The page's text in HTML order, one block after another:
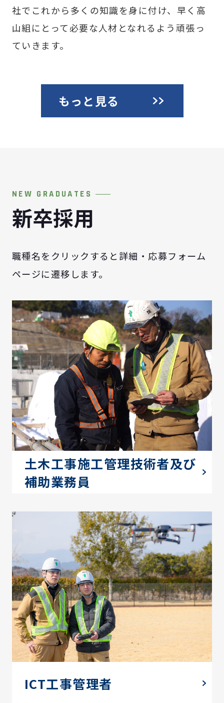
社でこれから多くの知識を身に付け、早く高
山組にとって必要な人材となれるよう頑張っ
ていきます。
もっと見る
NEW GRADUATES
新卒採用
職種名をクリックすると詳細・応募フォーム
ページに遷移します。
土木工事施工管理技術者及び
補助業務員
ICT工事管理者